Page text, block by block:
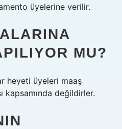
üyelerine verilir.
MU?
heyeti üyeleri maaş
kapsamında değildirler.